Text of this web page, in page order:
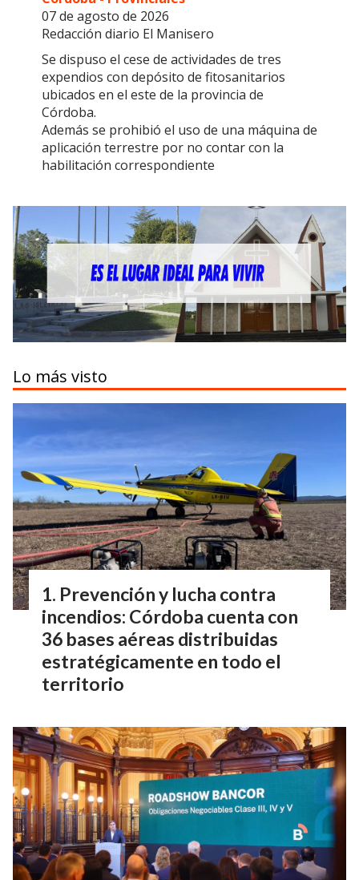
Redacción diario El Manisero
07 de agosto de 2026
Se dispuso el cese de actividades de tres
expendios con depósito de fitosanitarios
ubicados en el este de la provincia de
Córdoba.
Además se prohibió el uso de una máquina de
aplicación terrestre por no contar con la
habilitación correspondiente
Lo más visto
Prevención y lucha contra
incendios: Córdoba cuenta con
36 bases aéreas distribuidas
estratégicamente en todo el
territorio